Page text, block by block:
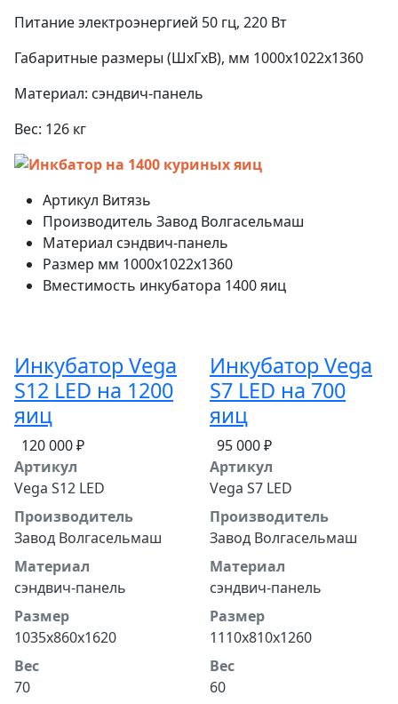
Питание электроэнергией 50 гц, 220 Вт
Габаритные размеры (ШхГхВ), мм 1000х1022х1360
Материал: сэндвич-панель
Вес: 126 кг
Артикул Витязь
Производитель Завод Волгасельмаш
Материал сэндвич-панель
Размер мм 1000х1022х1360
Вместимость инкубатора 1400 яиц
Инкубатор Vega
S12 LED на 1200
яиц
120 000 ₽
Артикул
Vega S12 LED
Производитель
Завод Волгасельмаш
Материал
сэндвич-панель
Размер
1035х860х1620
Вес
70
Инкубатор Vega
S7 LED на 700
яиц
95 000 ₽
Артикул
Vega S7 LED
Производитель
Завод Волгасельмаш
Материал
сэндвич-панель
Размер
1110х810х1260
Вес
60